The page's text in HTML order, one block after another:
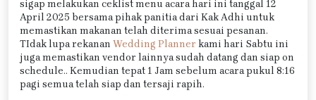
sigap melakukan ceklist menu acara hari ini tanggal 12
April 2025 bersama pihak panitia dari Kak Adhi untuk
memastikan makanan telah diterima sesuai pesanan.
TIdak lupa rekanan Wedding Planner kami hari Sabtu ini
juga memastikan vendor lainnya sudah datang dan siap on
schedule.. Kemudian tepat 1 Jam sebelum acara pukul 8:16
pagi semua telah siap dan tersaji rapih.